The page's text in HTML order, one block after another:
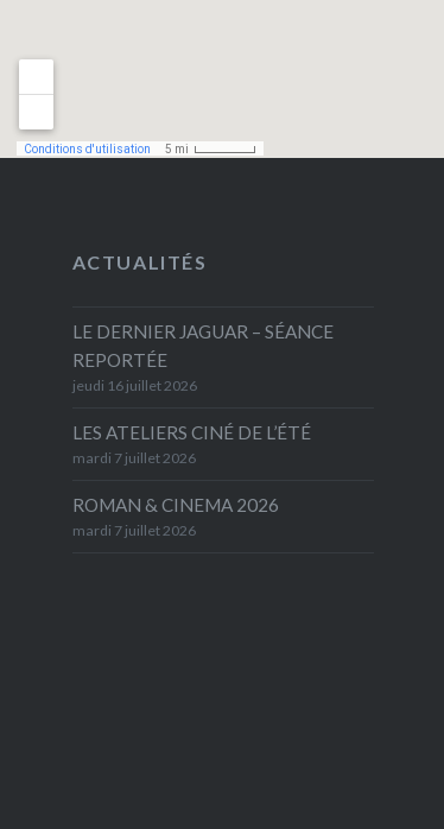
ACTUALITÉS
LE DERNIER JAGUAR – SÉANCE
REPORTÉE
jeudi 16 juillet 2026
LES ATELIERS CINÉ DE L’ÉTÉ
mardi 7 juillet 2026
ROMAN & CINEMA 2026
mardi 7 juillet 2026